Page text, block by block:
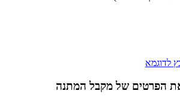
הפרטים של מקבל המתנה